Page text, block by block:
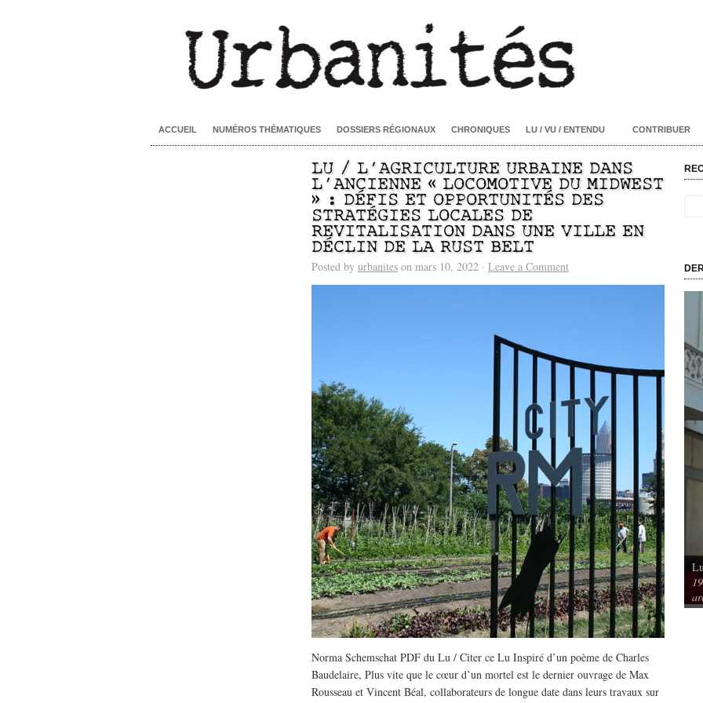
ACCUEIL NUMÉROS THÉMATIQUES DOSSIERS RÉGIONAUX CHRONIQUES LU / VU / ENTENDU CONTRIBUER
LU / L’AGRICULTURE URBAINE DANS
L’ANCIENNE « LOCOMOTIVE DU MIDWEST
» : DÉFIS ET OPPORTUNITÉS DES
STRATÉGIES LOCALES DE
REVITALISATION DANS UNE VILLE EN
DÉCLIN DE LA RUST BELT
Posted by urbanites on mars 10, 2022 · Leave a Comment
Norma Schemschat PDF du Lu / Citer ce Lu Inspiré d’un poème de Charles
Baudelaire, Plus vite que le cœur d’un mortel est le dernier ouvrage de Max
Rousseau et Vincent Béal, collaborateurs de longue date dans leurs travaux sur
Sous le feu du numérique. Spatialités et
énergie des data centers
Vu / Les pavillons Prouvé de Tourcoing,
exemples de l’audace architecturale des
années 1950